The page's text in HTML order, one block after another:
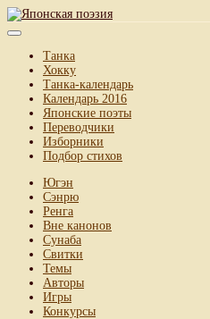
Танка
Хокку
Танка-календарь
Календарь 2016
Японские поэты
Переводчики
Изборники
Подбор стихов
Югэн
Сэнрю
Ренга
Вне канонов
Сунаба
Свитки
Темы
Авторы
Игры
Конкурсы